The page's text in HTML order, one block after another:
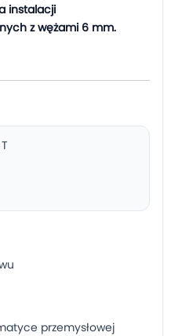
instalacji
z wężami 6 mm.
przemysłowej